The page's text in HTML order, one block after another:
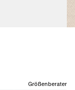
Größenberater